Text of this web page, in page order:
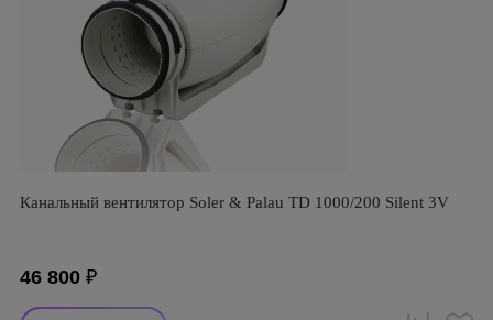
Канальный вентилятор Soler & Palau TD 1000/200 Silent 3V
46 800 ₽